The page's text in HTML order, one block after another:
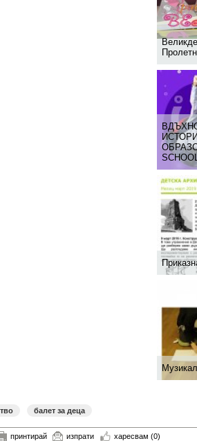
балет за деца
принтирай изпрати харесвам (0)